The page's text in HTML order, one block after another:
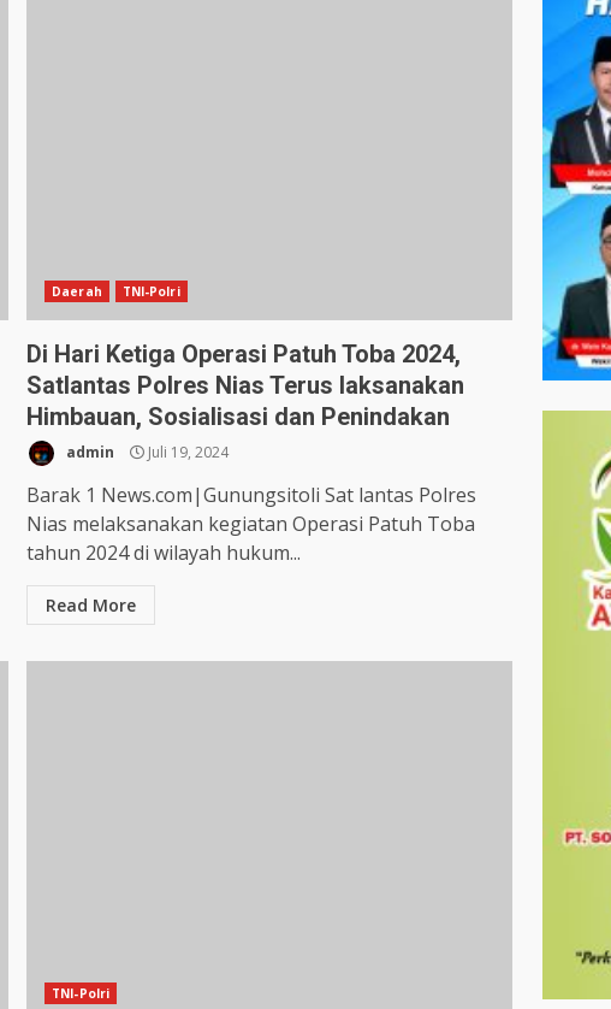
Daerah TNI-Polri
Di Hari Ketiga Operasi Patuh Toba 2024,
Satlantas Polres Nias Terus laksanakan
Himbauan, Sosialisasi dan Penindakan
admin Juli 19, 2024
Barak 1 News.com|Gunungsitoli Sat lantas Polres
Nias melaksanakan kegiatan Operasi Patuh Toba
tahun 2024 di wilayah hukum...
Read More
TNI-Polri